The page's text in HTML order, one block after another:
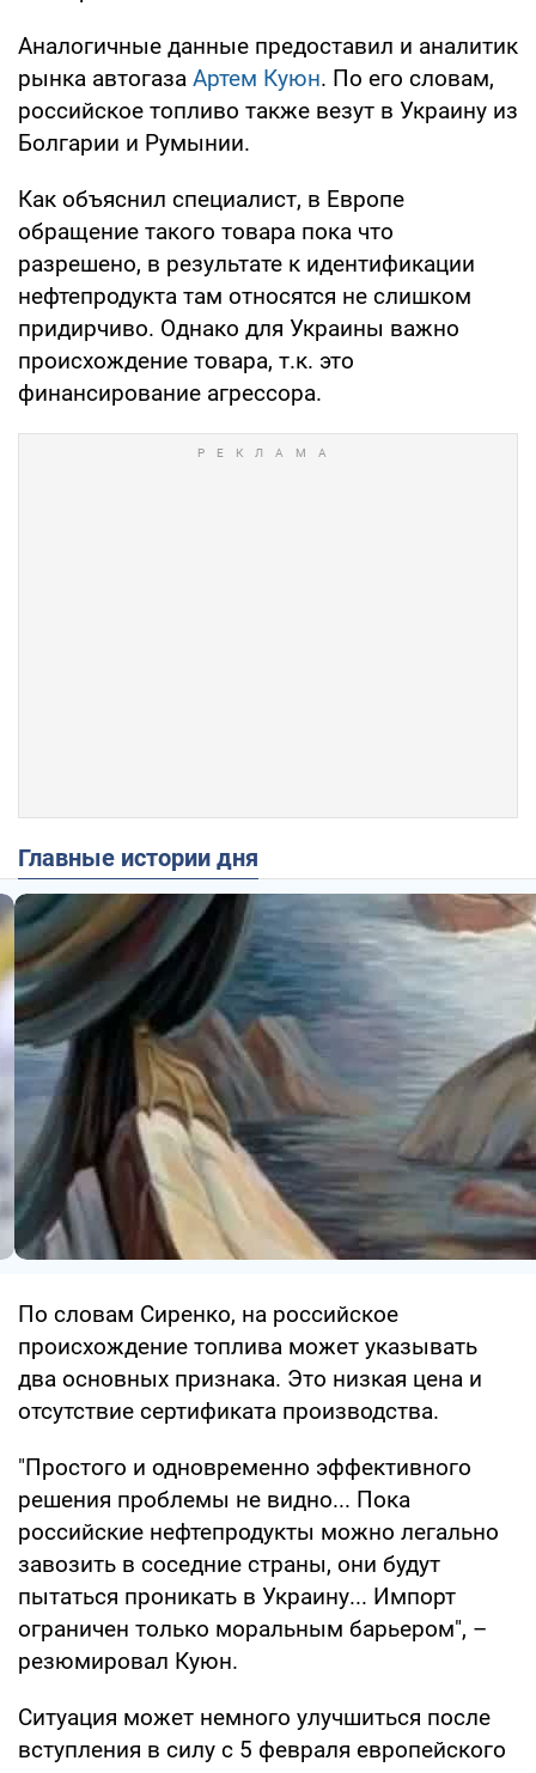
Аналогичные данные предоставил и аналитик
рынка автогаза Артем Куюн. По его словам,
российское топливо также везут в Украину из
Болгарии и Румынии.
Как объяснил специалист, в Европе
обращение такого товара пока что
разрешено, в результате к идентификации
нефтепродукта там относятся не слишком
придирчиво. Однако для Украины важно
происхождение товара, т.к. это
финансирование агрессора.
Главные истории дня
По словам Сиренко, на российское
происхождение топлива может указывать
два основных признака. Это низкая цена и
отсутствие сертификата производства.
"Простого и одновременно эффективного
решения проблемы не видно... Пока
российские нефтепродукты можно легально
завозить в соседние страны, они будут
пытаться проникать в Украину... Импорт
ограничен только моральным барьером", –
резюмировал Куюн.
Ситуация может немного улучшиться после
вступления в силу с 5 февраля европейского